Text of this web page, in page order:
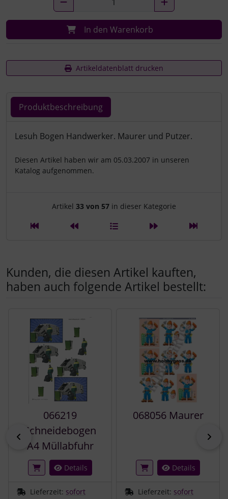
In den Warenkorb
Artikeldatenblatt drucken
Produktbeschreibung
Produktbeschreibung
Lesuh Bogen Handwerker. Maurer und Putzer.
Diesen Artikel haben wir am 05.03.2007 in unseren
Katalog aufgenommen.
Artikelnavigation innerhalb
Artikel 33 von 57 in dieser Kategorie
Kunden, die diesen Artikel kauften,
haben auch folgende Artikel bestellt:
zurück
066219
Schneidebogen
A4 Müllabfuhr
Details
Lieferzeit: sofort
068056 Maurer
Details
Lieferzeit: sofort